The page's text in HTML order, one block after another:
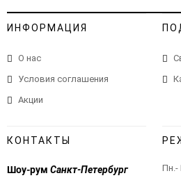
ИНФОРМАЦИЯ
О нас
Условия соглашения
Акции
КОНТАКТЫ
Шоу-рум Санкт-Петербург Пн.-